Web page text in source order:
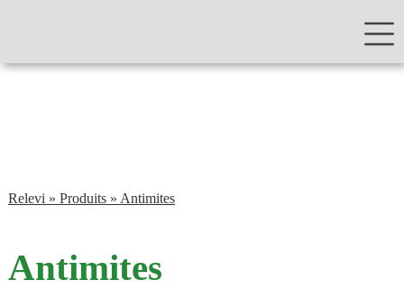
Relevi »Produits » Antimites
Antimites